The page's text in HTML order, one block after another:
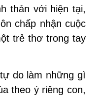
thản với hiện tại,
chấp nhận cuộc
trẻ thơ trong tay
do làm những gì
theo ý riêng con,